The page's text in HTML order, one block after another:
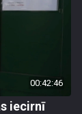
00:42:46
iecirnī